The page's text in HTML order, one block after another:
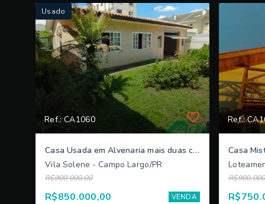
Usado
Ref.: CA1060
Casa Usada em Alvenaria mais duas casas de madeira
Vila Solene - Campo Largo/PR
R$900.000,00
R$850.000,00 VENDA
Ref.:
Casa